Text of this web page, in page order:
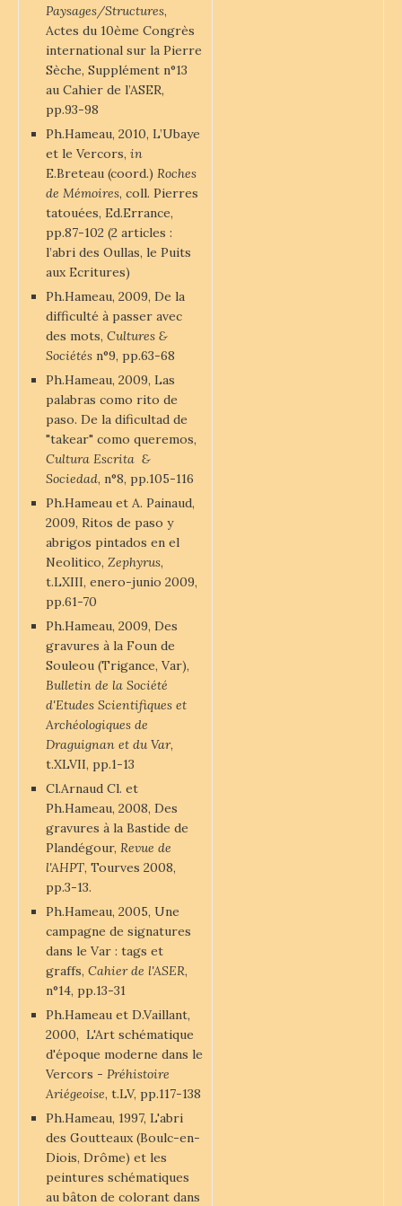
Paysages/Structures,
Actes du 10ème Congrès
international sur la Pierre
Sèche, Supplément n°13
au Cahier de l’ASER,
pp.93-98
Ph.Hameau, 2010, L’Ubaye
et le Vercors, in
E.Breteau (coord.) Roches
de Mémoires, coll. Pierres
tatouées, Ed.Errance,
pp.87-102 (2 articles :
l’abri des Oullas, le Puits
aux Ecritures)
Ph.Hameau, 2009, De la
difficulté à passer avec
des mots, Cultures &
Sociétés n°9, pp.63-68
Ph.Hameau, 2009, Las
palabras como rito de
paso. De la dificultad de
"takear" como queremos,
Cultura Escrita &
Sociedad, n°8, pp.105-116
Ph.Hameau et A. Painaud,
2009, Ritos de paso y
abrigos pintados en el
Neolitico, Zephyrus,
t.LXIII, enero-junio 2009,
pp.61-70
Ph.Hameau, 2009, Des
gravures à la Foun de
Souleou (Trigance, Var),
Bulletin de la Société
d'Etudes Scientifiques et
Archéologiques de
Draguignan et du Var,
t.XLVII, pp.1-13
Cl.Arnaud Cl. et
Ph.Hameau, 2008, Des
gravures à la Bastide de
Plandégour, Revue de
l'AHPT, Tourves 2008,
pp.3-13.
Ph.Hameau, 2005, Une
campagne de signatures
dans le Var : tags et
graffs, Cahier de l'ASER,
n°14, pp.13-31
Ph.Hameau et D.Vaillant,
2000, L'Art schématique
d'époque moderne dans le
Vercors - Préhistoire
Ariégeoise, t.LV, pp.117-138
Ph.Hameau, 1997, L'abri
des Goutteaux (Boulc-en-
Diois, Drôme) et les
peintures schématiques
au bâton de colorant dans